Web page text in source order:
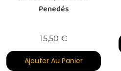
Penedés
15,50 €
Ajouter Au Panier